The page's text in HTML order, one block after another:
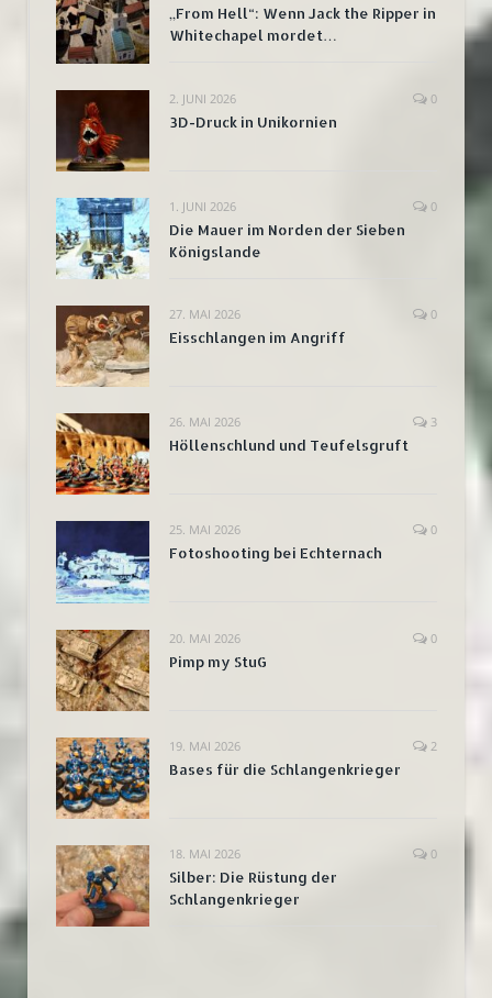
„From Hell“: Wenn Jack the Ripper in
Whitechapel mordet…
2. JUNI 2026 0
3D-Druck in Unikornien
1. JUNI 2026 0
Die Mauer im Norden der Sieben
Königslande
27. MAI 2026 0
Eisschlangen im Angriff
26. MAI 2026 3
Höllenschlund und Teufelsgruft
25. MAI 2026 0
Fotoshooting bei Echternach
20. MAI 2026 0
Pimp my StuG
19. MAI 2026 2
Bases für die Schlangenkrieger
18. MAI 2026 0
Silber: Die Rüstung der
Schlangenkrieger